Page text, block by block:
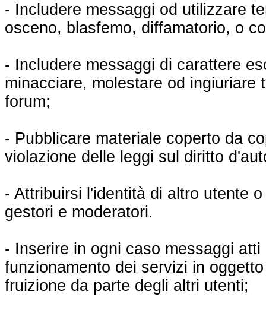
- Includere messaggi od utilizzare
osceno, blasfemo, diffamatorio, o
- Includere messaggi di carattere
minacciare, molestare od ingiuriare
forum;
- Pubblicare materiale coperto da
violazione delle leggi sul diritto
- Attribuirsi l'identità di altro utente
gestori e moderatori.
- Inserire in ogni caso messaggi
funzionamento dei servizi in
fruizione da parte degli altri utenti;